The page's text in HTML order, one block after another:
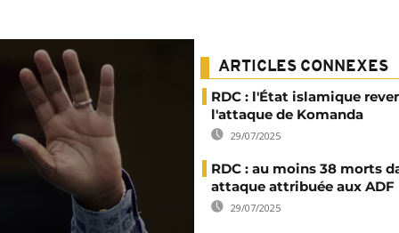
ARTICLES CONNEXES
RDC : l'État islamique
l'attaque de Komanda
29/07/2025
RDC : au moins 38 morts
attaque attribuée aux ADF
29/07/2025